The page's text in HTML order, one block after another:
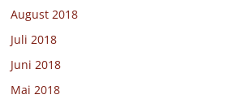
August 2018
Juli 2018
Juni 2018
Mai 2018